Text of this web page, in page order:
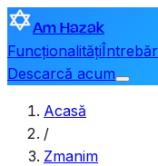
Am Hazak
Funcționalități
Descarcă acum
Acasă
/
Zmanim